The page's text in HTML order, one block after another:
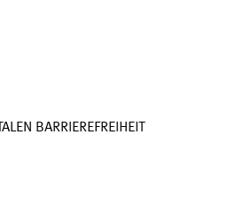
BARRIEREFREIHEIT